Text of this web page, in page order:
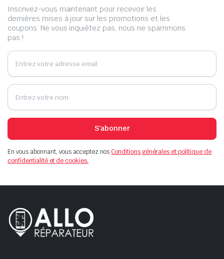
Inscrivez-vous maintenant pour recevoir les
dernières mises à jour sur les promotions et les
coupons. Ne vous inquiétez pas, nous ne spammons
pas !
S'abonner
En vous abonnant, vous acceptez nosConditions générales et politique de
confidentialité et de cookies.